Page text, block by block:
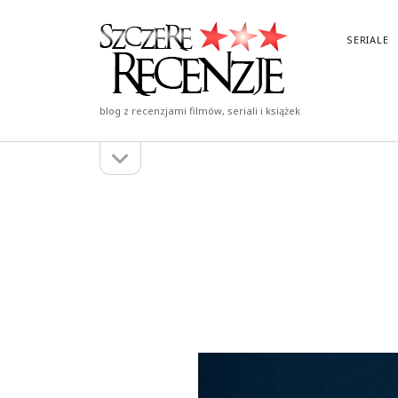
Szczere
Recenzje
blog z recenzjami filmów, seriali i książek
SERIALE
pasek